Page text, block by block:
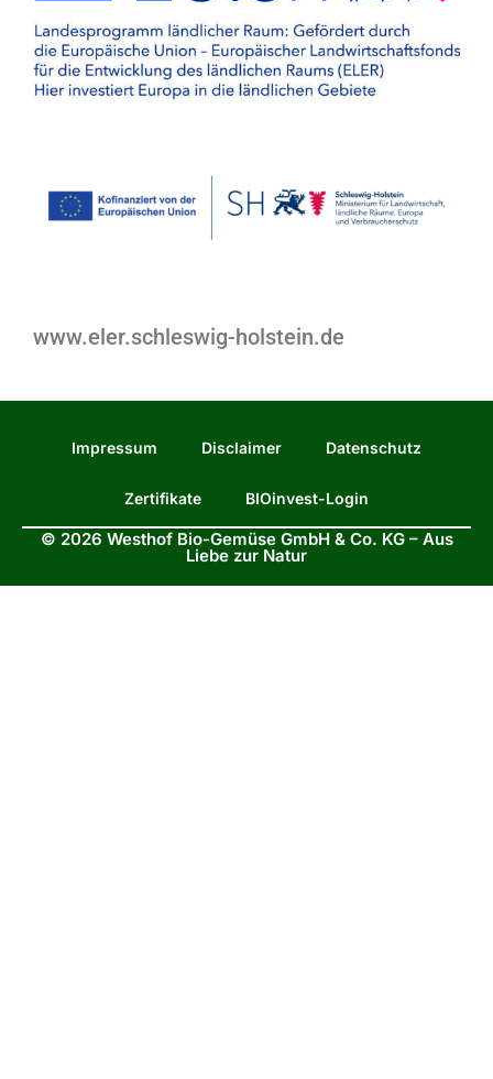
www.eler.schleswig-holstein.de
Impressum Disclaimer Datenschutz
Zertifikate BIOinvest-Login
© 2026 Westhof Bio-Gemüse GmbH & Co. KG – Aus
Liebe zur Natur